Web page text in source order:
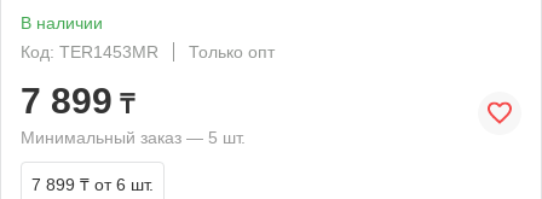
В наличии
Код: TER1453MR
Только опт
7 899 ₸
Минимальный заказ — 5 шт.
7 899 ₸ от 6 шт.